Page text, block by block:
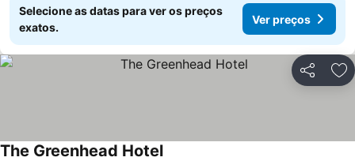
Selecione as datas para ver os preços
exatos.
Ver preços
Partilhar
The Greenhead Hotel